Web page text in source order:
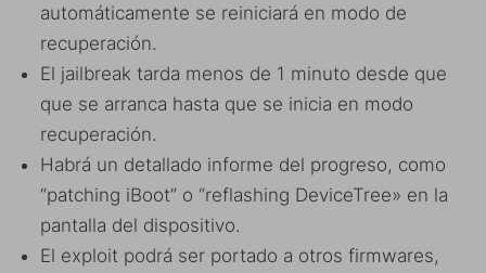
automáticamente se reiniciará en modo de
recuperación.
El jailbreak tarda menos de 1 minuto desde que
que se arranca hasta que se inicia en modo
recuperación.
Habrá un detallado informe del progreso, como
“patching iBoot” o “reflashing DeviceTree» en la
pantalla del dispositivo.
El exploit podrá ser portado a otros firmwares,